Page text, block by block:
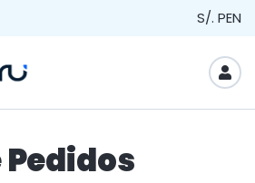
S/. PEN